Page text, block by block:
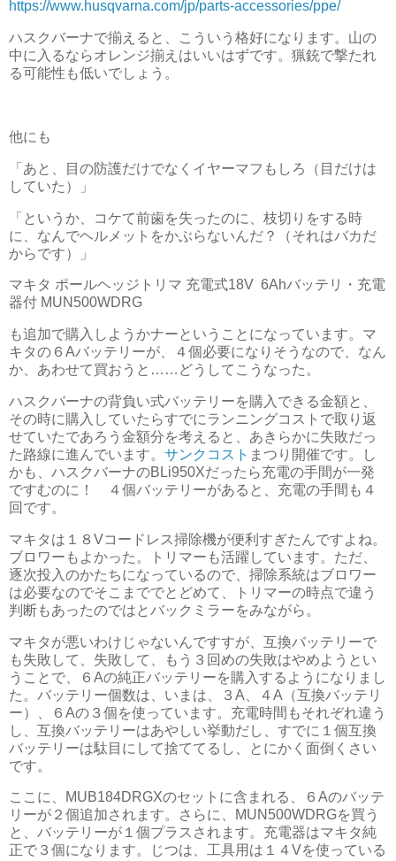
https://www.husqvarna.com/jp/parts-accessories/ppe/
ハスクバーナで揃えると、こういう格好になります。山の
中に入るならオレンジ揃えはいいはずです。猟銃で撃たれ
る可能性も低いでしょう。
他にも
「あと、目の防護だけでなくイヤーマフもしろ（目だけは
していた）」
「というか、コケて前歯を失ったのに、枝切りをする時
に、なんでヘルメットをかぶらないんだ？（それはバカだ
からです）」
マキタ ポールヘッジトリマ 充電式18V 6Ahバッテリ・充電
器付 MUN500WDRG
も追加で購入しようかナーということになっています。マ
キタの６Aバッテリーが、４個必要になりそうなので、なん
か、あわせて買おうと……どうしてこうなった。
ハスクバーナの背負い式バッテリーを購入できる金額と、
その時に購入していたらすでにランニングコストで取り返
せていたであろう金額分を考えると、あきらかに失敗だっ
た路線に進んでいます。 サンクコスト まつり開催です。し
かも、ハスクバーナのBLi950Xだったら充電の手間が一発
ですむのに！ ４個バッテリーがあると、充電の手間も４
回です。
マキタは１８Vコードレス掃除機が便利すぎたんですよね。
ブロワーもよかった。トリマーも活躍しています。ただ、
逐次投入のかたちになっているので、掃除系統はブロワー
は必要なのでそこまででとどめて、トリマーの時点で違う
判断もあったのではとバックミラーをみながら。
マキタが悪いわけじゃないんですすが、互換バッテリーで
も失敗して、失敗して、もう３回めの失敗はやめようとい
うことで、６Aの純正バッテリーを購入するようになりまし
た。バッテリー個数は、いまは、３A、４A（互換バッテリ
ー）、６Aの３個を使っています。充電時間もそれぞれ違う
し、互換バッテリーはあやしい挙動だし、すでに１個互換
バッテリーは駄目にして捨ててるし、とにかく面倒くさい
です。
ここに、MUB184DRGXのセットに含まれる、６Aのバッテ
リーが２個追加されます。さらに、MUN500WDRGを買う
と、バッテリーが１個プラスされます。充電器はマキタ純
正で３個になります。じつは、工具用は１４Vを使っている